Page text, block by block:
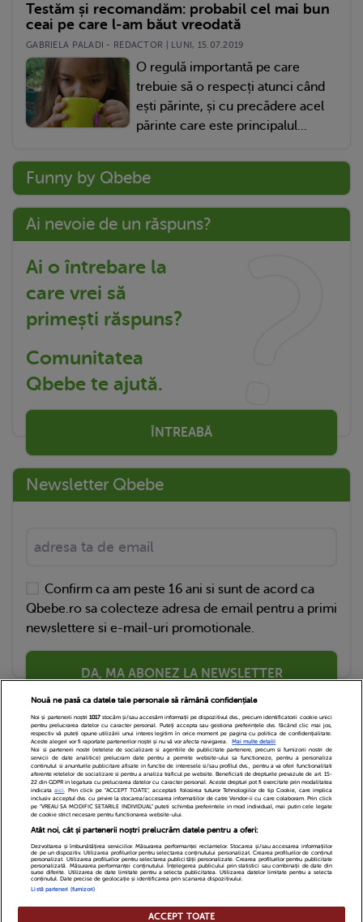
Testăm și recomandăm: probabil cel mai bun
ceai pe care l-am băut vreodată
GABRIELA PALADI - REDACTOR | LUNI, 15.07.2019
O regulă importantă pe care
trebuie să o respecți atunci când
ești părinte, și cu precădere acel
părinte care este principalul...
Funny by Qbebe
Ai nevoie de un răspuns?
Ai o întrebare la
care vrei să
primești răspuns?
Comunitatea
Qbebe te ajută.
ÎNTREABĂ
Newsletter Qbebe
Confirm ca am peste 16 ani si sunt de acord ca
Qbebe.ro sa colecteze adresa de email pentru a primi
newslettere si e-mail-uri promotionale.
DA, MA ABONEZ LA NEWSLETTER
Echipa Editoriala Newsletter
Contact
Cariere
Cookies
Politica de confidentialitate
DivaHair Cosmetics
Despre noi
Termeni si conditii
Nouă ne pasă ca datele tale personale să rămână confidențiale
Noi și partenerii noștri 1017stocăm și/sau accesăm informații pe dispozitivul dvs., precum identificatorii cookie unici
pentru prelucrarea datelor cu caracter personal. Puteți accepta sau gestiona preferințele dvs. făcând clic mai jos,
respectiv vă puteți opune utilizării unui interes legitim în orice moment pe pagina cu politica de confidențialitate.
Aceste alegeri vor fi raportate partenerilor noștri și nu vă vor afecta navigarea.
Mai multe detalii
Noi si partenerii nostri (retelele de socializare si agentiile de publicitate partenere, precum si furnizorii nostri de
servicii de date analitice) prelucram date pentru a permite website-ului sa functioneze, pentru a personaliza
continutul si anunturile publicitare afisate in functie de interesele si/sau profilul dvs., pentru a va oferi functionalitati
aferente retelelor de socializare si pentru a analiza traficul pe website. Beneficiati de drepturile prevazute de art. 15-
22 din GDPR in legatura cu prelucrarea datelor cu caracter personal. Aceste drepturi pot fi exercitate prin modalitatea
indicataaici. Prin click pe “ACCEPT TOATE”, acceptati folosirea tuturor Tehnologiilor de tip Cookie, care implica
inclusiv acceptul dvs. cu privire la stocarea/accesarea informatiilor de catre Vendor-ii cu care colaboram. Prin click
pe “VREAU SA MODIFIC SETARILE INDIVIDUAL” puteti schimba preferintele in mod individual, mai putin cele legate
de cookie strict necesare pentru functionarea website-ului.
Atât noi, cât și partenerii noștri prelucrăm datele pentru a oferi:
Dezvoltarea și îmbunătățirea serviciilor. Măsurarea performanței reclamelor. Stocarea și/sau accesarea informațiilor
de pe un dispozitiv. Utilizarea profilurilor pentru selectarea conținutului personalizat. Crearea profilurilor de conținut
personalizat. Utilizarea profilurilor pentru selectarea publicității personalizate. Crearea profilurilor pentru publicitate
personalizată. Măsurarea performanței conținutului. Înțelegerea publicului prin statistici sau combinații de date din
surse diferite. Utilizarea de date limitate pentru a selecta publicitatea. Utilizarea datelor limitate pentru a selecta
conținutul. Date precise de geolocație și identificarea prin scanarea dispozitivului.
Listă parteneri (furnizori)
ACCEPT TOATE